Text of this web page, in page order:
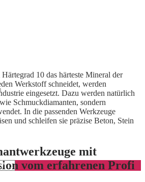
10 das härteste Mineral der
Werkstoff schneidet, werden
eingesetzt. Dazu werden natürlich
Schmuckdiamanten, sondern
In die passenden Werkzeuge
und schleifen sie präzise Beton, Stein
mit
vom erfahrenen Profi